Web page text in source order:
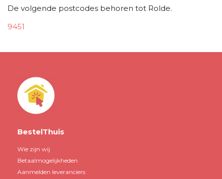
De volgende postcodes behoren tot Rolde.
9451
BestelThuis
Wie zijn wij
Betaalmogelijkheden
Aanmelden leveranciers